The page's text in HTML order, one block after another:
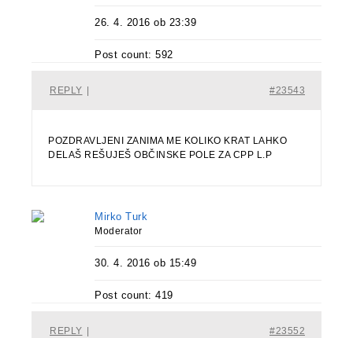
26. 4. 2016 ob 23:39
Post count: 592
#23543
REPLY
POZDRAVLJENI ZANIMA ME KOLIKO KRAT LAHKO
DELAŠ REŠUJEŠ OBČINSKE POLE ZA CPP L.P
Mirko Turk
Moderator
30. 4. 2016 ob 15:49
Post count: 419
#23552
REPLY